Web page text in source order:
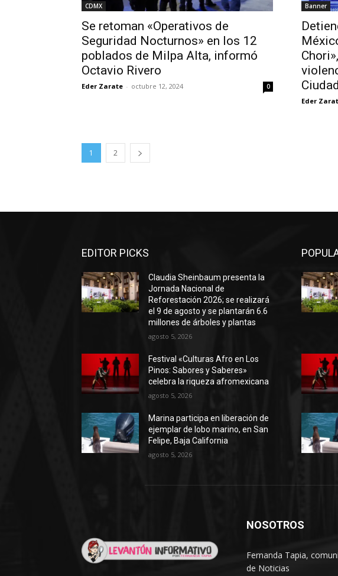
CDMX
Se retoman «Operativos de
Seguridad Nocturnos» en los 12
poblados de Milpa Alta, informó
Octavio Rivero
Eder Zarate - octubre 12, 2024 0
Banner
Eder
1 2
EDITOR PICKS
Claudia Sheinbaum presenta la
Jornada Nacional de
Reforestación 2026; se realizará
el 9 de agosto y se plantarán 6.6
millones de árboles y plantas
agosto 5, 2026
Festival «Culturas Afro en Los
Pinos: Sabores y Saberes»
celebra la riqueza afromexicana
agosto 5, 2026
Marina participa en liberación de
ejemplar de lobo marino, en San
Felipe, Baja California
agosto 5, 2026
NOSOTROS
Fernanda Tapia,
de Noticias